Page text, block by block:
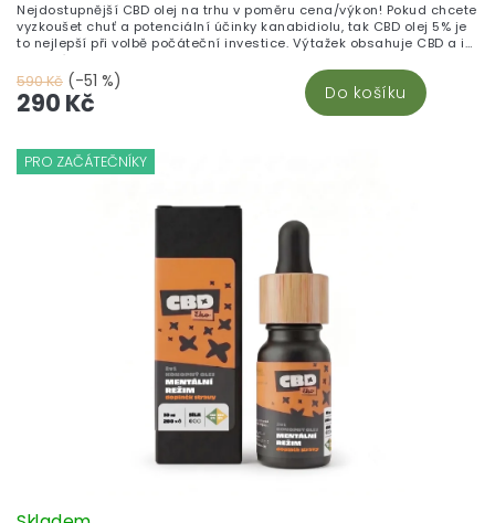
590 Kč (-51 %)
290 Kč Do košíku
Nejdostupnější CBD olej na trhu v poměru cena/výkon! Pokud chcete
vyzkoušet chuť a potenciální účinky kanabidiolu, tak CBD olej 5% je
to nejlepší při volbě počáteční investice. Výtažek obsahuje CBD a i
ostatní kanabinoidy, flavonoidy a terpeny.
PRO ZAČÁTEČNÍKY